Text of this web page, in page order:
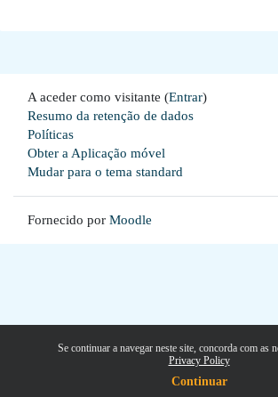
Se continuar a navegar neste site, concorda com as
Privacy Policy
Continuar
A aceder como visitante (Entrar)
Resumo da retenção de dados
Políticas
Obter a Aplicação móvel
Mudar para o tema standard
Fornecido por Moodle